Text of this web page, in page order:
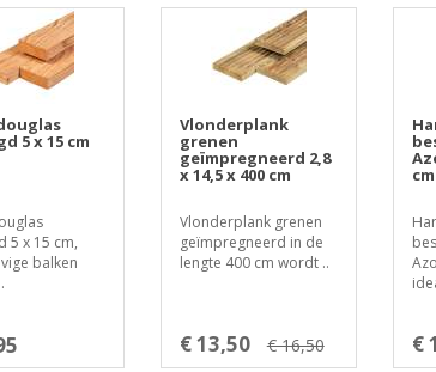
5 x 15 cm
5 x 15 cm,
balken
Vlonderplank
grenen
geïmpregneerd 2,8
x 14,5 x 400 cm
Vlonderplank grenen
geïmpregneerd in de
lengte 400 cm wordt ..
€ 13,50 € 16,50
cm
€